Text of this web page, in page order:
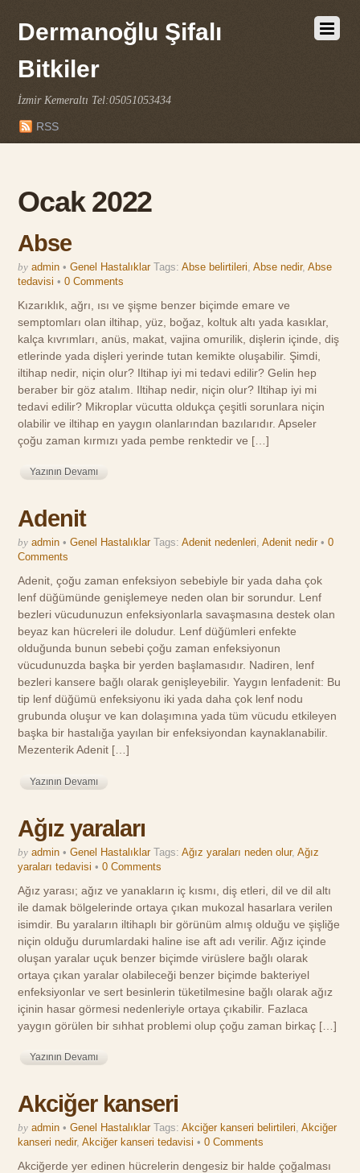
Dermanoğlu Şifalı
Bitkiler
İzmir Kemeraltı Tel:05051053434
RSS
Ocak 2022
Abse
by admin • Genel Hastalıklar Tags:Abse belirtileri,Abse nedir,Abse
tedavisi •0 Comments
Kızarıklık, ağrı, ısı ve şişme benzer biçimde emare ve
semptomları olan iltihap, yüz, boğaz, koltuk altı yada kasıklar,
kalça kıvrımları, anüs, makat, vajina omurilik, dişlerin içinde, diş
etlerinde yada dişleri yerinde tutan kemikte oluşabilir. Şimdi,
iltihap nedir, niçin olur? Iltihap iyi mi tedavi edilir? Gelin hep
beraber bir göz atalım. Iltihap nedir, niçin olur? Iltihap iyi mi
tedavi edilir? Mikroplar vücutta oldukça çeşitli sorunlara niçin
olabilir ve iltihap en yaygın olanlarından bazılarıdır. Apseler
çoğu zaman kırmızı yada pembe renktedir ve […]
Yazının Devamı
Adenit
by admin • Genel Hastalıklar Tags:Adenit nedenleri,Adenit nedir •0
Comments
Adenit, çoğu zaman enfeksiyon sebebiyle bir yada daha çok
lenf düğümünde genişlemeye neden olan bir sorundur. Lenf
bezleri vücudunuzun enfeksiyonlarla savaşmasına destek olan
beyaz kan hücreleri ile doludur. Lenf düğümleri enfekte
olduğunda bunun sebebi çoğu zaman enfeksiyonun
vücudunuzda başka bir yerden başlamasıdır. Nadiren, lenf
bezleri kansere bağlı olarak genişleyebilir. Yaygın lenfadenit: Bu
tip lenf düğümü enfeksiyonu iki yada daha çok lenf nodu
grubunda oluşur ve kan dolaşımına yada tüm vücudu etkileyen
başka bir hastalığa yayılan bir enfeksiyondan kaynaklanabilir.
Mezenterik Adenit […]
Yazının Devamı
Ağız yaraları
by admin • Genel Hastalıklar Tags:Ağız yaraları neden olur,Ağız
yaraları tedavisi •0 Comments
Ağız yarası; ağız ve yanakların iç kısmı, diş etleri, dil ve dil altı
ile damak bölgelerinde ortaya çıkan mukozal hasarlara verilen
isimdir. Bu yaraların iltihaplı bir görünüm almış olduğu ve şişliğe
niçin olduğu durumlardaki haline ise aft adı verilir. Ağız içinde
oluşan yaralar uçuk benzer biçimde virüslere bağlı olarak
ortaya çıkan yaralar olabileceği benzer biçimde bakteriyel
enfeksiyonlar ve sert besinlerin tüketilmesine bağlı olarak ağız
içinin hasar görmesi nedenleriyle ortaya çıkabilir. Fazlaca
yaygın görülen bir sıhhat problemi olup çoğu zaman birkaç […]
Yazının Devamı
Akciğer kanseri
by admin • Genel Hastalıklar Tags:Akciğer kanseri belirtileri,Akciğer
kanseri nedir,Akciğer kanseri tedavisi •0 Comments
Akciğerde yer edinen hücrelerin dengesiz bir halde çoğalması